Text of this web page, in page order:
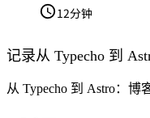
12分钟
记录从 Typecho 到
从 Typecho 到 Astro：博